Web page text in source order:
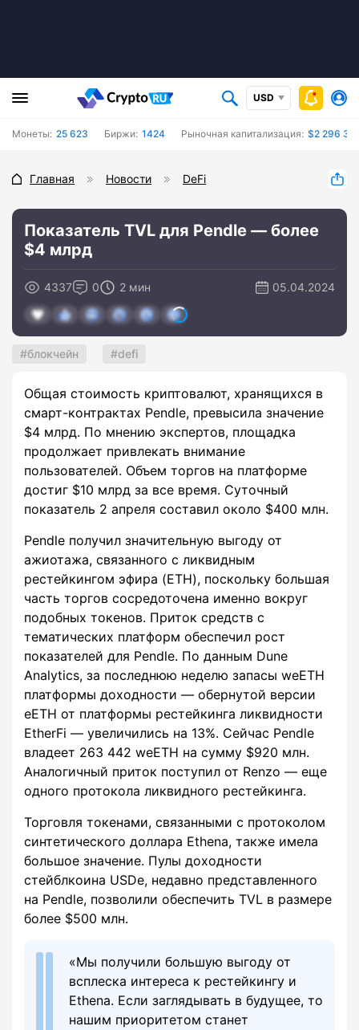
USD
Монеты: 25 623 Биржи: 1424 Рыночная капитализация: $2 296
Главная Новости DeFi
Показатель TVL для Pendle — более
$4 млрд
4337 0 2 мин 05.04.2024
блокчейн defi
Общая стоимость криптовалют, хранящихся в
смарт-контрактах Pendle, превысила значение
$4 млрд. По мнению экспертов, площадка
продолжает привлекать внимание
пользователей. Объем торгов на платформе
достиг $10 млрд за все время. Суточный
показатель 2 апреля составил около $400 млн.
Pendle получил значительную выгоду от
ажиотажа, связанного с ликвидным
рестейкингом эфира (ETH), поскольку большая
часть торгов сосредоточена именно вокруг
подобных токенов. Приток средств с
тематических платформ обеспечил рост
показателей для Pendle. По данным Dune
Analytics, за последнюю неделю запасы weETH
платформы доходности — обернутой версии
eETH от платформы рестейкинга ликвидности
EtherFi — увеличились на 13%. Сейчас Pendle
владеет 263 442 weETH на сумму $920 млн.
Аналогичный приток поступил от Renzo — еще
одного протокола ликвидного рестейкинга.
Торговля токенами, связанными с протоколом
синтетического доллара Ethena, также имела
большое значение. Пулы доходности
стейблкоина USDe, недавно представленного
на Pendle, позволили обеспечить TVL в размере
более $500 млн.
«Мы получили большую выгоду от
всплеска интереса к рестейкингу и
Ethena. Если заглядывать в будущее, то
нашим приоритетом станет